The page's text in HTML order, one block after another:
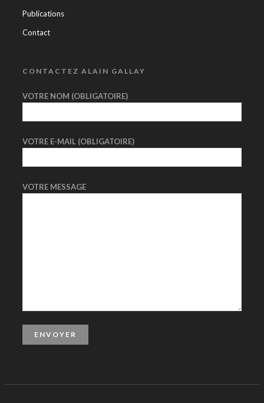
Publications
Contact
CONTACTEZ ALAIN GALLAY
VOTRE NOM (OBLIGATOIRE)
VOTRE E-MAIL (OBLIGATOIRE)
VOTRE MESSAGE